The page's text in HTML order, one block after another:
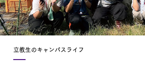
立教生のキャンパスライフ